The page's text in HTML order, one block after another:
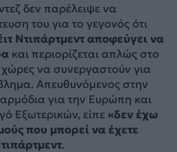
δεν παρέλειψε να
του για το γεγονός ότι
Ντιπάρτμεντ αποφεύγει να
και περιορίζεται απλώς στο
χώρες να συνεργαστούν για
Απευθυνόμενος στην
για την Ευρώπη και
Εξωτερικών, είπε «δεν έχω
που μπορεί να έχετε
.